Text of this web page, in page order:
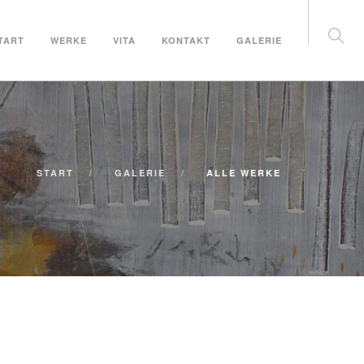
WERKE VITA KONTAKT GALERIE
START GALERIE ALLE WERKE